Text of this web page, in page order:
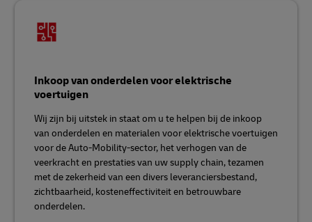
Inkoop van onderdelen voor elektrische
voertuigen
Wij zijn bij uitstek in staat om u te helpen bij de inkoop
van onderdelen en materialen voor elektrische voertuigen
voor de Auto-Mobility-sector, het verhogen van de
veerkracht en prestaties van uw supply chain, tezamen
met de zekerheid van een divers leveranciersbestand,
zichtbaarheid, kosteneffectiviteit en betrouwbare
onderdelen.